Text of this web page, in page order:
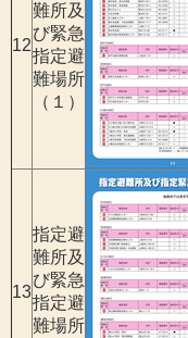
12
難所及
び緊急
指定避
難場所
（１）
13
指定避
難所及
び緊急
指定避
難場所